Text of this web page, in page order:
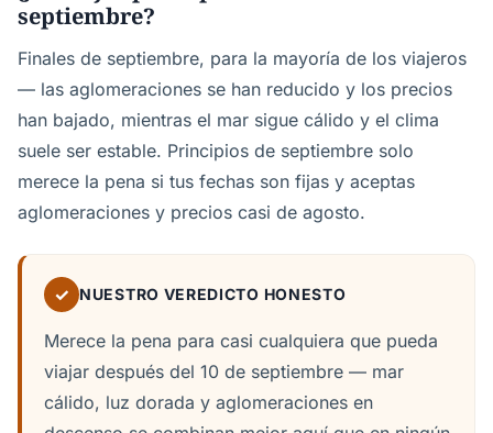
septiembre?
Finales de septiembre, para la mayoría de los viajeros
— las aglomeraciones se han reducido y los precios
han bajado, mientras el mar sigue cálido y el clima
suele ser estable. Principios de septiembre solo
merece la pena si tus fechas son fijas y aceptas
aglomeraciones y precios casi de agosto.
✓ NUESTRO VEREDICTO HONESTO
Merece la pena para casi cualquiera que pueda
viajar después del 10 de septiembre — mar
cálido, luz dorada y aglomeraciones en